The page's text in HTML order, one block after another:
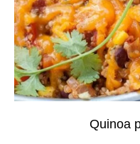
Quinoa